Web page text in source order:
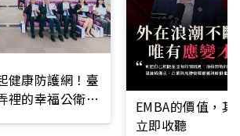
健康防護網！臺
裡的幸福公衛》
EMBA的價值，
立即收聽